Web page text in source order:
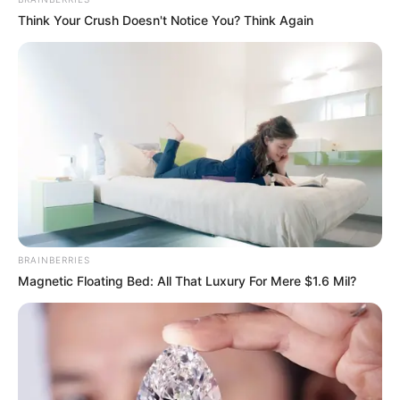
(foto: instagram/mayakerthyasa)
2. Walaupun begitu ia tetap mencintai tanah
Think Your Crush Doesn't Notice You? Think Again
BRAINBERRIES
Magnetic Floating Bed: All That Luxury For Mere $1.6 Mil?